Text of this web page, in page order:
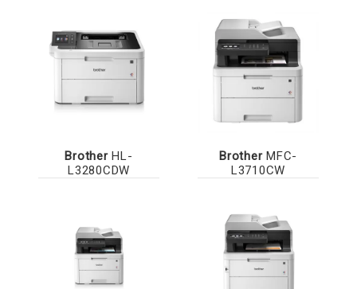
BrotherHL-
L3280CDW
BrotherMFC-
L3710CW